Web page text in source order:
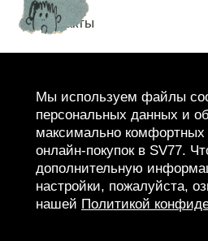
Контакты
Мы используем файлы
персональных данных и
максимально
онлайн-покупок в SV77.
дополнительную
настройки, пожалуйста,
нашей Политикой